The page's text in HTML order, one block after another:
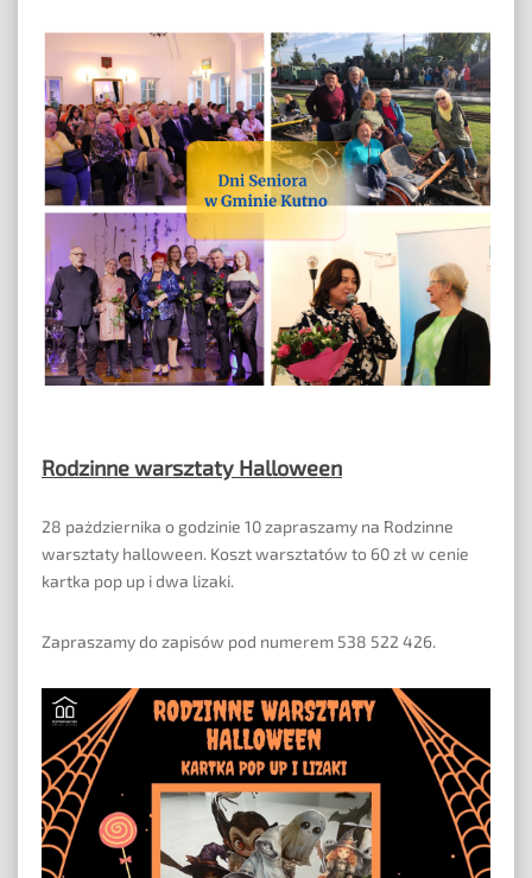
Rodzinne warsztaty Halloween
28 pażdziernika o godzinie 10 zapraszamy na Rodzinne
warsztaty halloween. Koszt warsztatów to 60 zł w cenie
kartka pop up i dwa lizaki.
Zapraszamy do zapisów pod numerem 538 522 426.